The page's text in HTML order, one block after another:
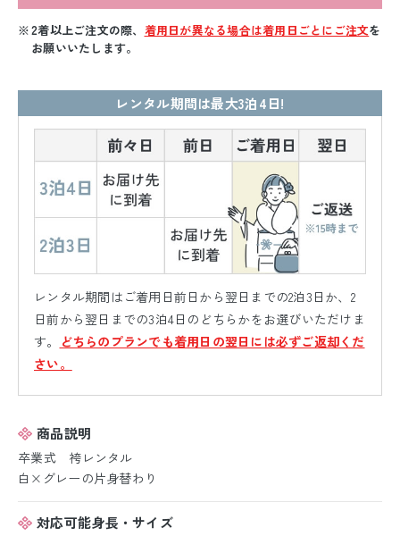
2着以上ご注文の際、 着用日が異なる場合は着用日ごとにご注文を
お願いいたします。
レンタル期間は最大3泊4日!
レンタル期間はご着用日前日から翌日までの2泊3日か、2
日前から翌日までの3泊4日のどちらかをお選びいただけま
す。
どちらのプランでも着用日の翌日には必ずご返却くだ
さい。
商品説明
卒業式 袴レンタル
白×グレーの片身替わり
対応可能身長・サイズ